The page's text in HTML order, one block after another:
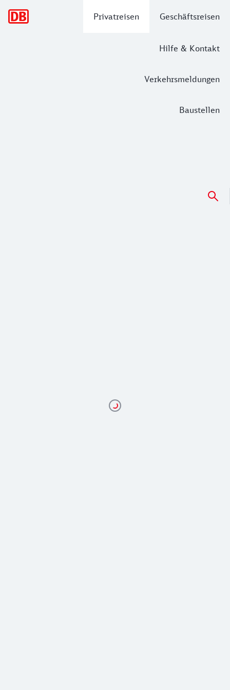
Privatreisen Geschäftsreisen
Hilfe & Kontakt
Verkehrsmeldungen
Baustellen